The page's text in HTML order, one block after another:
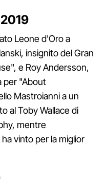
Leone d'Oro a
insignito del Gran
e Roy Andersson,
per "About
Mastroianni a un
al Toby Wallace di
mentre
vinto per la miglior